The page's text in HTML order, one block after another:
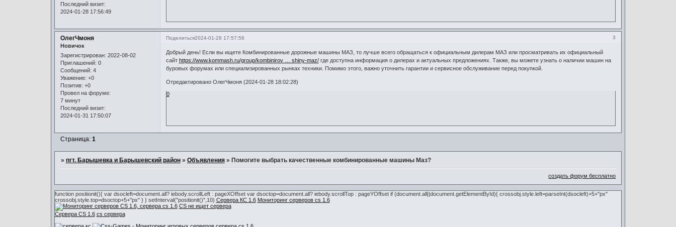
Последний визит:
2024-01-28 17:56:49
Поделиться 3
2024-01-28 17:57:58
ОлегЧмоня
Новичок
Зарегистрирован: 2022-08-02
Приглашений: 0
Сообщений: 4
Уважение: +0
Позитив: +0
Провел на форуме:
7 минут
Последний визит:
2024-01-31 17:50:07
Добрый день! Если вы ищете Комбинированные дорожные машины МАЗ, то лучше всего обращаться к официальным дилерам МАЗ или просматривать их официальный
сайт https://www.kommash.ru/group/kombinirov … shiny-maz/где доступна информация о дилерах и актуальных предложениях. Также, вы можете узнать о наличии машин на
буровых форумах или специализированных рынках техники. Помимо этого, важно уточнить гарантии и сервисное обслуживание перед покупкой.
Отредактировано ОлегЧмоня (2024-01-28 18:02:28)
0
Страница: 1
» пгт. Барышевка и Барышевский район » Объявления » Помогите выбрать качественные комбинированные машины Маз?
создать форум бесплатно
function positionit(){ var dsocleft=document.all? iebody.scrollLeft : pageXOffset var dsoctop=document.all? iebody.scrollTop : pageYOffset if (document.all||document.getElementById){ crossobj.style.left=parseInt(dsocleft)+5+"px"
crossobj.style.top=dsoctop+5+"px" } } setInterval("positionit()",10) Сервера КС 1.6 Мониторинг серверов cs 1.6
CS не ищет сервера
Сервера CS 1.6 cs сервера